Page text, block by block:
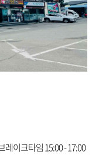
레이크타임 15:00 - 17:00